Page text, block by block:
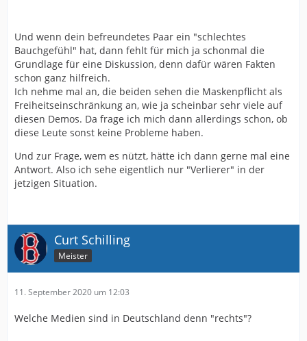
Sie haben einfach, wie viele andere auch, ein schlechtes
Bauchgefühl. Und nach Ihren Aussagen waren 99,9%
der anderen Demonstranten ebenso normale
Menschen.
Ich habe Gestern übrigens einen Bericht über
Schweden und deren ganz andere Vorgehensweise
gelesen. Dort fühlten sich die Behörden mit dem
eingeschlagenem Weg bestätigt.
Das Grundproblem bleiben die Medien. Viele scheinen
das Framing Manuel vergessen zu haben und die
Verwendung von Euphemismen im täglichen Bereich
Erfahrungen von 33-45 eine gebührenfinanzierte,
jedoch unabhängige Berichterstattung erreichen wollen,
um genau so etwas zu verhindern.
biologisch / virologischem Studiums die Situation richtig
Berichterstattung und den daraus resultierenden
Und wenn dein befreundetes Paar ein "schlechtes
Bauchgefühl" hat, dann fehlt für mich ja schonmal die
Grundlage für eine Diskussion, denn dafür wären Fakten
schon ganz hilfreich.
Ich nehme mal an, die beiden sehen die Maskenpflicht als
Freiheitseinschränkung an, wie ja scheinbar sehr viele auf
diesen Demos. Da frage ich mich dann allerdings schon, ob
diese Leute sonst keine Probleme haben.
Und zur Frage, wem es nützt, hätte ich dann gerne mal eine
Antwort. Also ich sehe eigentlich nur "Verlierer" in der
jetzigen Situation.
Curt Schilling
Meister
11. September 2020 um 12:03
Welche Medien sind in Deutschland denn "rechts"?